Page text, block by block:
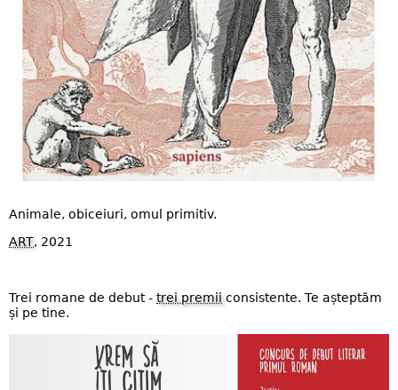
Animale, obiceiuri, omul primitiv.
ART, 2021
Trei romane de debut - trei premii consistente. Te așteptăm
și pe tine.